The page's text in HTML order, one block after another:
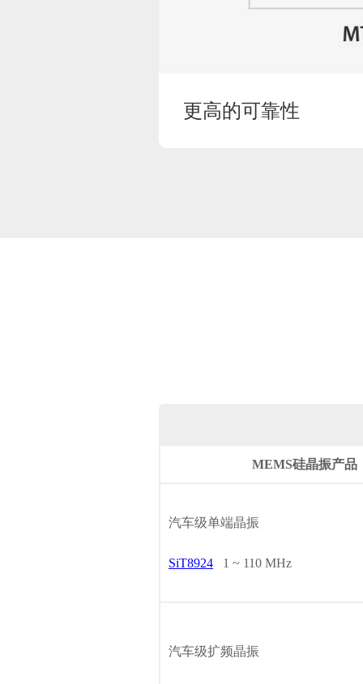
更高的可靠性
MEMS硅晶振产品
汽车级单端晶振
SiT8924 1 ~ 110 MHz
汽车级扩频晶振